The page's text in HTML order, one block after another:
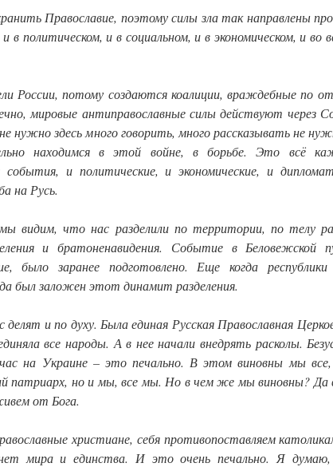
Православие, поэтому силы зла так направлены
политическом, и в социальном, и в экономическом, и во
России, потому создаются коалиции, враждебные по
мировые антиправославные силы действуют через
здесь много говорить, много рассказывать не
находимся в этой войне, в борьбе. Это всё
и политические, и экономические, и
на Русь.
видим, что нас разделили по территории, по телу
и братоненавидения. Событие в Беловежской
было заранее подготовлено. Еще когда
был заложен этот динамит разделения.
и по духу. Была единая Русская Православная
все народы. А в нее начали внедрять расколы.
на Украине – это печально. В этом виновны мы
патриарх, но и мы, все мы. Но в чем же мы виновны?
от Бога.
христиане, себя противопоставляем
мира и единства. И это очень печально. Я